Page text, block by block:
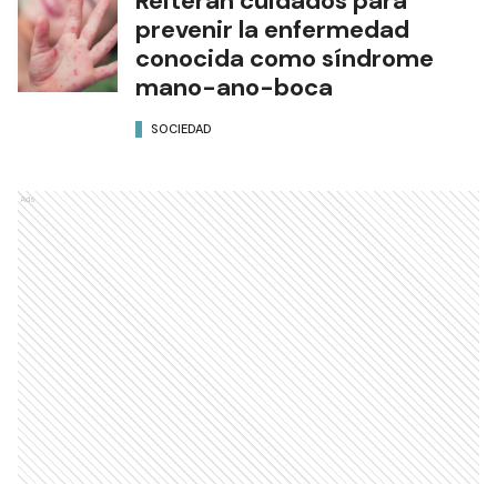
prevenir la enfermedad
conocida como síndrome
mano-ano-boca
SOCIEDAD
Ads